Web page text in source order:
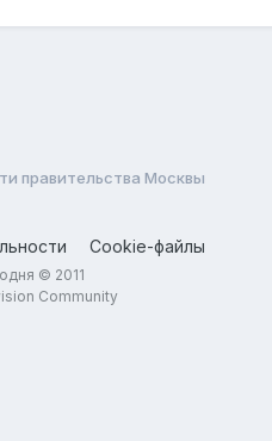
правительства Москвы
Cookie-файлы
© 2011
Community